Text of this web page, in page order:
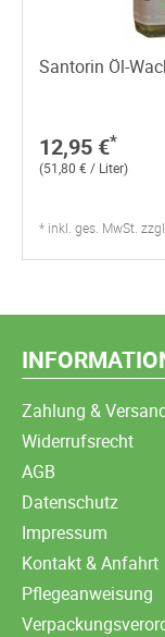
Santorin Öl-
12,95 €*
(51,80 € / Liter)
* inkl. ges. MwSt. zzgl.
Zahlung &
Widerrufsrecht
AGB
Datenschutz
Impressum
Kontakt & Anfahrt
Pflegeanweisung